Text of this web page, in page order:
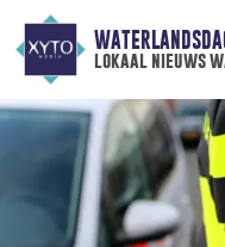
lokaal nieuws